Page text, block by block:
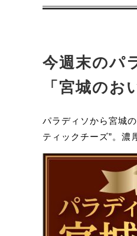
今週末のパ
「宮城のお
パラディソから宮城
ティックチーズ”。濃